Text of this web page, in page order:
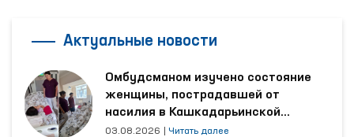
Актуальные новости
Омбудсманом изучено состояние
женщины, пострадавшей от
насилия в Кашкадарьинской
области
03.08.2026 Читать далее